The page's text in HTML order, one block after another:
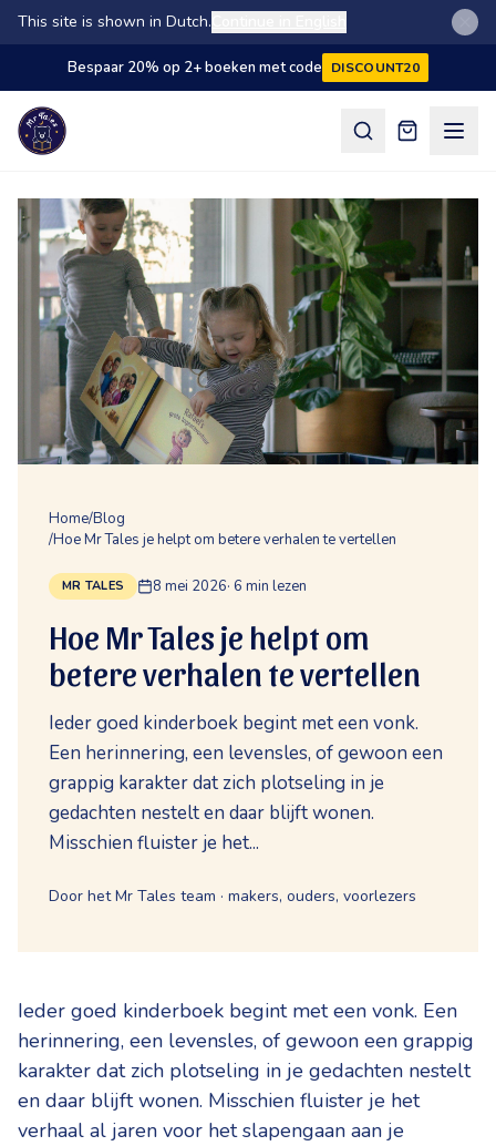
This site is shown in Dutch.
Bespaar 20% op 2+ boeken met code DISCOUNT20
Home/Blog
/Hoe Mr Tales je helpt om betere verhalen te vertellen
MR TALES 8 mei 2026·6 min lezen
Hoe Mr Tales je helpt om
betere verhalen te vertellen
Ieder goed kinderboek begint met een vonk.
Een herinnering, een levensles, of gewoon een
grappig karakter dat zich plotseling in je
gedachten nestelt en daar blijft wonen.
Misschien fluister je het...
Door het Mr Tales team · makers, ouders, voorlezers
Ieder goed kinderboek begint met een vonk. Een
herinnering, een levensles, of gewoon een grappig
karakter dat zich plotseling in je gedachten nestelt
en daar blijft wonen. Misschien fluister je het
verhaal al jaren voor het slapengaan aan je